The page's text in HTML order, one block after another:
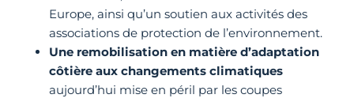
Europe, ainsi qu’un soutien aux activités des
associations de protection de l’environnement.
Une remobilisation en matière d’adaptation
côtière aux changements climatiques
aujourd’hui mise en péril par les coupes